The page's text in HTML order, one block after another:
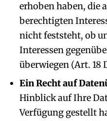
erhoben haben, die
berechtigten
nicht feststeht, ob
Interessen
überwiegen (Art. 18
Ein Recht auf
Hinblick auf Ihre
Verfügung gestellt